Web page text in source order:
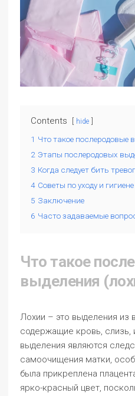
Contents hide
1 Что такое послеродовые
2 Этапы послеродовых
3 Когда следует бить
4 Советы по уходу и
5 Заключение
6 Часто задаваемые
Что такое
выделения
Лохии – это выделения из
содержащие кровь, слизь,
выделения являются
самоочищения матки,
была прикреплена
ярко-красный цвет,